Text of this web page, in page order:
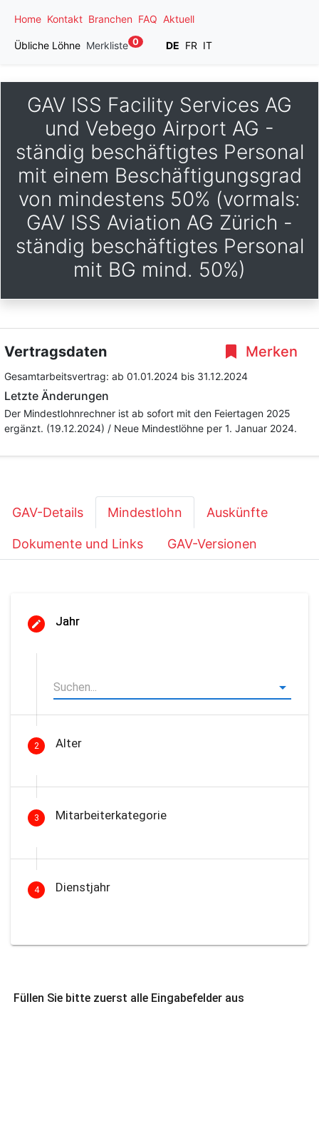
Home Kontakt Branchen FAQ Aktuell
Übliche Löhne Merkliste 0 DE FR IT
GAV ISS Facility Services AG
und Vebego Airport AG -
ständig beschäftigtes Personal
mit einem Beschäftigungsgrad
von mindestens 50% (vormals:
GAV ISS Aviation AG Zürich -
ständig beschäftigtes Personal
mit BG mind. 50%)
Merken
Vertragsdaten
Gesamtarbeitsvertrag: ab 01.01.2024 bis 31.12.2024
Letzte Änderungen
Der Mindestlohnrechner ist ab sofort mit den Feiertagen 2025
ergänzt. (19.12.2024) / Neue Mindestlöhne per 1. Januar 2024.
GAV-Details Mindestlohn Auskünfte
Dokumente und Links GAV-Versionen
Jahr
2 Alter
3 Mitarbeiterkategorie
4 Dienstjahr
Füllen Sie bitte zuerst alle Eingabefelder aus